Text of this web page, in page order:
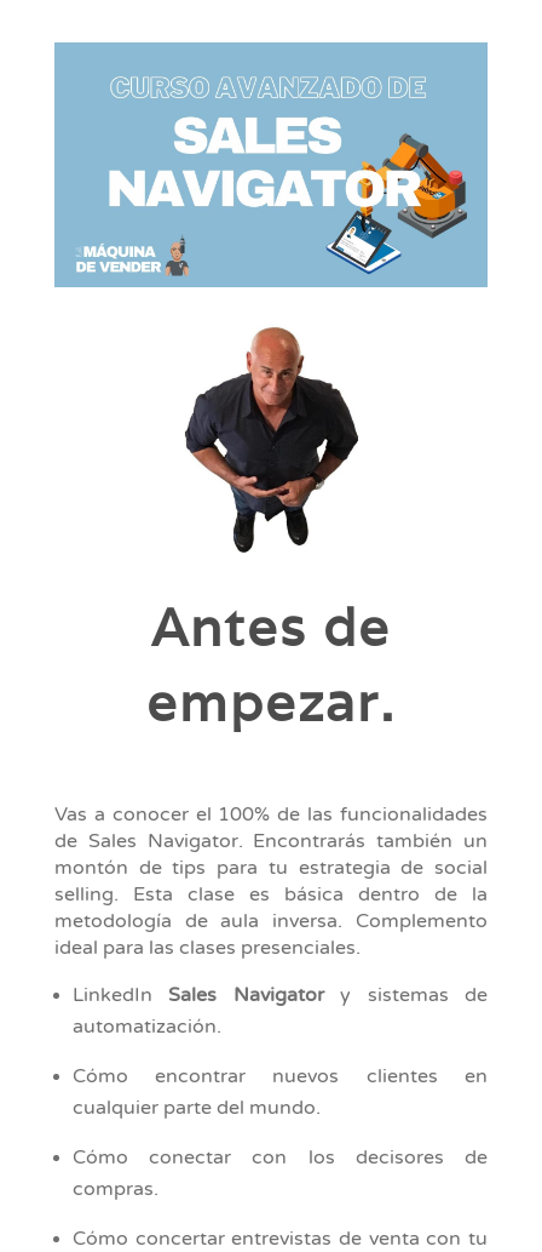
Antes de
empezar.
Vas a conocer el 100% de las funcionalidades
de Sales Navigator. Encontrarás también un
montón de tips para tu estrategia de social
selling. Esta clase es básica dentro de la
metodología de aula inversa. Complemento
ideal para las clases presenciales.
LinkedIn Sales Navigatory sistemas de
automatización.
Cómo encontrar nuevos clientes en
cualquier parte del mundo.
Cómo conectar con los decisores de
compras.
Cómo concertar entrevistas de venta con tu